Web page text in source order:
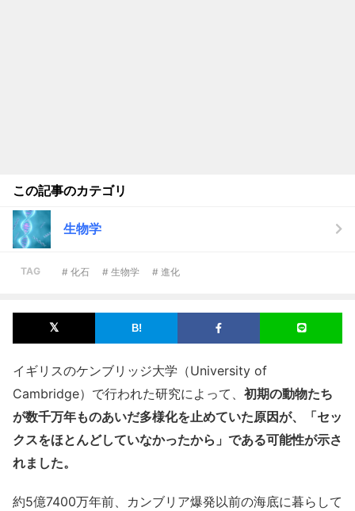
この記事のカテゴリ
生物学
TAG # 化石 # 生物学 # 進化
イギリスのケンブリッジ大学（University of
Cambridge）で行われた研究によって、 初期の動物たち
が数千万年ものあいだ多様化を止めていた原因が、「セッ
クスをほとんどしていなかったから」である可能性が示さ
れました。
約5億7400万年前、カンブリア爆発以前の海底に暮らして